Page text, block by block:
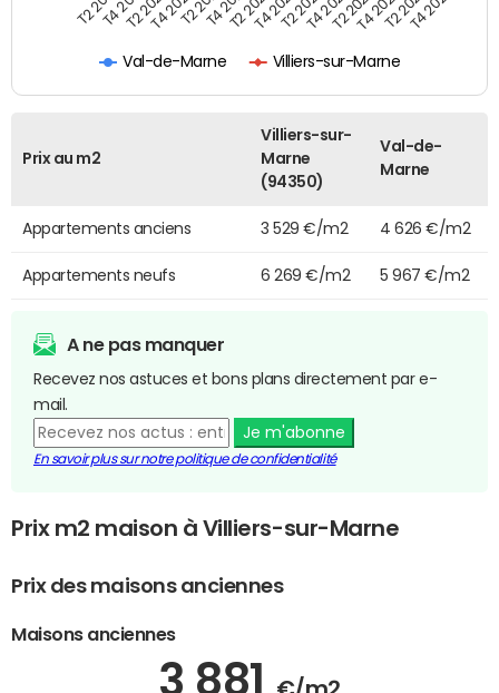
Val-de-Marne Villiers-sur-Marne
Prix au m2
Villiers-sur-
Marne
(94350)
Val-de-
Marne
Appartements anciens 3 529 €/m2 4 626 €/m2
Appartements neufs 6 269 €/m2 5 967 €/m2
A ne pas manquer
Recevez nos astuces et bons plans directement par e-
mail.
Je m'abonne
En savoir plus sur notre politique de confidentialité
Prix m2 maison à Villiers-sur-Marne
Prix des maisons anciennes
Maisons anciennes
3 881 €/m2